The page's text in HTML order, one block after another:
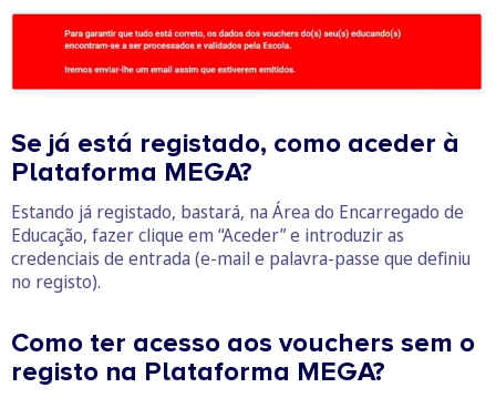
Se já está registado, como aceder à
Plataforma MEGA?
Estando já registado, bastará, na Área do Encarregado de
Educação, fazer clique em “Aceder” e introduzir as
credenciais de entrada (e-mail e palavra-passe que definiu
no registo).
Como ter acesso aos vouchers sem o
registo na Plataforma MEGA?